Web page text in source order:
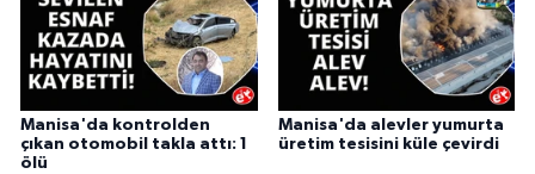
Manisa'da kontrolden
çıkan otomobil takla attı: 1
ölü
Manisa'da alevler yumurta
üretim tesisini küle çevirdi